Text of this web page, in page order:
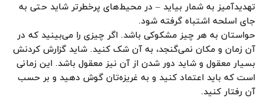
تهدیدآمیز به شمار بیاید – در محیط‌های پرخطرتر شاید حتی به
جای اسلحه اشتباه گرفته شود.
حواستان به هر چیز مشکوکی باشد. اگر چیزی را می‌بینید که در
آن زمان و مکان نمی‌گنجد، به آن شک کنید. شاید گزارش کردنش
بسیار معقول و شاید دور شدن از آن نیز معقول باشد. این زمانی
است که باید اعتماد کنید و به غریزه‌تان گوش دهید و بر حسب
آن رفتار کنید.